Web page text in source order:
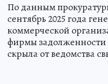
По данным
сентябрь 2025 года
коммерческой
фирмы задолженности
скрыла от ведомства